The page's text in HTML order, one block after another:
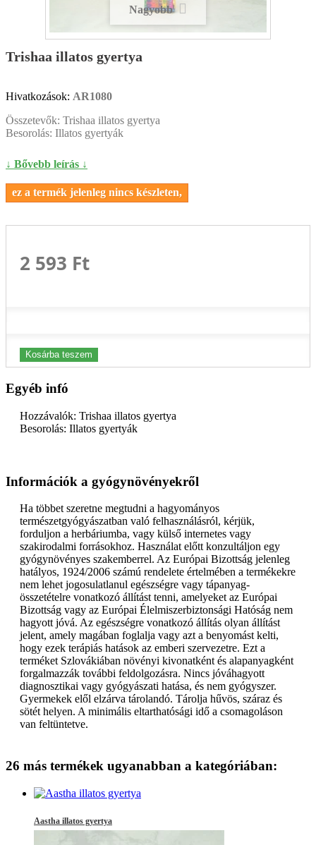
Nagyobb
Trishaa illatos gyertya
Hivatkozások: AR1080
Összetevők: Trishaa illatos gyertya
Besorolás: Illatos gyertyák
↓ Bővebb leírás ↓
ez a termék jelenleg nincs készleten,
2 593 Ft‎
Kosárba teszem
Egyéb infó
Hozzávalók: Trishaa illatos gyertya
Besorolás: Illatos gyertyák
Információk a gyógynövényekről
Ha többet szeretne megtudni a hagyományos
természetgyógyászatban való felhasználásról, kérjük,
forduljon a herbáriumba, vagy külső internetes vagy
szakirodalmi forrásokhoz. Használat előtt konzultáljon egy
gyógynövényes szakemberrel. Az Európai Bizottság jelenleg
hatályos, 1924/2006 számú rendelete értelmében a termékekre
nem lehet jogosulatlanul egészségre vagy tápanyag-
összetételre vonatkozó állítást tenni, amelyeket az Európai
Bizottság vagy az Európai Élelmiszerbiztonsági Hatóság nem
hagyott jóvá. Az egészségre vonatkozó állítás olyan állítást
jelent, amely magában foglalja vagy azt a benyomást kelti,
hogy ezek terápiás hatások az emberi szervezetre. Ezt a
terméket Szlovákiában növényi kivonatként és alapanyagként
forgalmazzák további feldolgozásra. Nincs jóváhagyott
diagnosztikai vagy gyógyászati hatása, és nem gyógyszer.
Gyermekek elől elzárva tárolandó. Tárolja hűvös, száraz és
sötét helyen. A minimális eltarthatósági idő a csomagoláson
van feltüntetve.
26 más termékek ugyanabban a kategóriában:
Aastha illatos gyertya